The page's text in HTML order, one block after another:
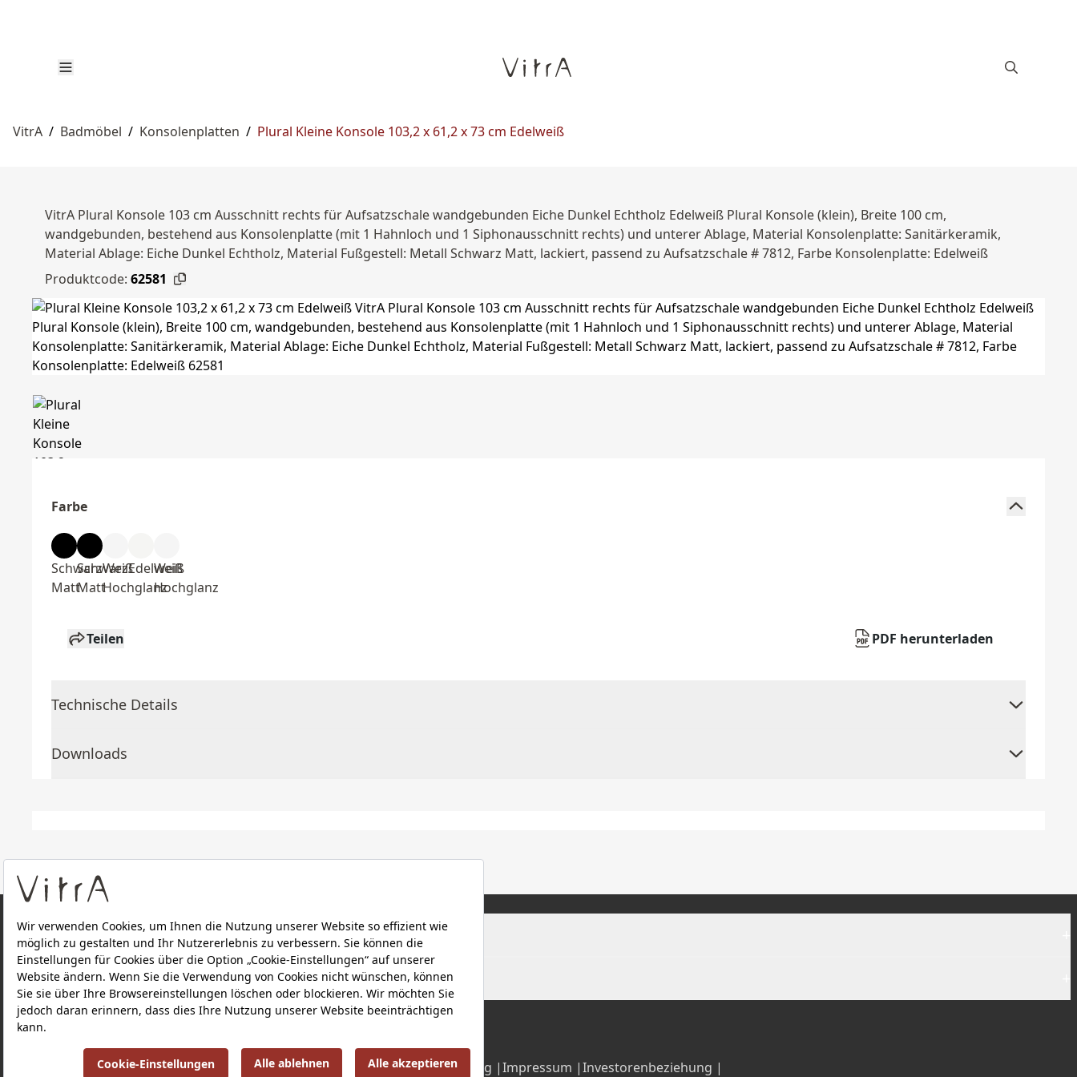
VitrA / Badmöbel / Konsolenplatten / Plural Kleine Konsole 103,2 x 61,2 x 73 cm Edelweiß
VitrA Plural Konsole 103 cm Ausschnitt rechts für Aufsatzschale wandgebunden Eiche Dunkel Echtholz Edelweiß Plural Konsole (klein), Breite 100 cm,
wandgebunden, bestehend aus Konsolenplatte (mit 1 Hahnloch und 1 Siphonausschnitt rechts) und unterer Ablage, Material Konsolenplatte: Sanitärkeramik,
Material Ablage: Eiche Dunkel Echtholz, Material Fußgestell: Metall Schwarz Matt, lackiert, passend zu Aufsatzschale # 7812, Farbe Konsolenplatte: Edelweiß
Produktcode: 62581
Farbe
Schwarz
Matt
Schwarz
Matt
Weiß
Hochglanz
Edelweiß
Weiß
Hochglanz
Teilen PDF herunterladen
Technische Details
Downloads
ÜBER UNS
PRODUKTE
Datenschutzerklärung |Impressum |Investorenbeziehung |